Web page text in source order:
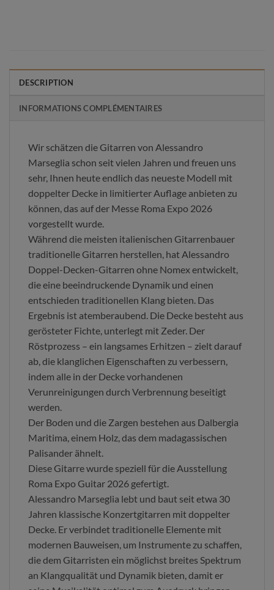
DESCRIPTION
INFORMATIONS COMPLÉMENTAIRES
Wir schätzen die Gitarren von Alessandro
Marseglia schon seit vielen Jahren und freuen uns
sehr, Ihnen heute endlich das neueste Modell mit
doppelter Decke in limitierter Auflage anbieten zu
können, das auf der Messe Roma Expo 2026
vorgestellt wurde.
Während die meisten italienischen Gitarrenbauer
traditionelle Gitarren herstellen, hat Alessandro
Doppel-Decken-Gitarren ohne Nomex entwickelt,
die eine beeindruckende Dynamik und einen
entschieden traditionellen Klang bieten. Das
Ergebnis ist atemberaubend. Die Decke besteht aus
gerösteter Fichte, unterlegt mit Zeder. Der
Röstprozess – ein langsames Erhitzen – zielt darauf
ab, die klanglichen Eigenschaften zu verbessern,
indem alle in der Decke vorhandenen
Verunreinigungen durch Verbrennung beseitigt
werden.
Der Boden und die Zargen bestehen aus Dalbergia
Maritima, einem Holz, das dem madagassischen
Palisander ähnelt.
Diese Gitarre wurde speziell für die Ausstellung
Roma Expo Guitar 2026 gefertigt.
Alessandro Marseglia lebt und baut seit etwa 30
Jahren klassische Konzertgitarren mit doppelter
Decke. Er verbindet traditionelle Elemente mit
modernen Bauweisen, um Instrumente zu schaffen,
die dem Gitarristen ein möglichst breites Spektrum
an Klangqualität und Dynamik bieten, damit er